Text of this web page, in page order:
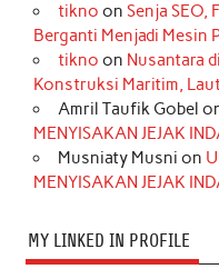
tikno on Senja SEO,
Berganti Menjadi Mesin
tikno on Nusantara
Konstruksi Maritim,
Amril Taufik Gobel
MENYISAKAN JEJAK
Musniaty Musni on
MENYISAKAN JEJAK
MY LINKED IN PROFILE